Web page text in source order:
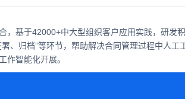
，基于42000+中大型组织客户应用实践，研发积
、归档”等环节，帮助解决合同管理过程中人工
作智能化开展。